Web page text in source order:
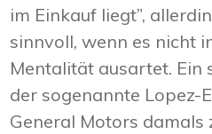
im Einkauf liegt”,
sinnvoll, wenn es nicht
Mentalität ausartet. Ein
der sogenannte Lopez-
General Motors damals